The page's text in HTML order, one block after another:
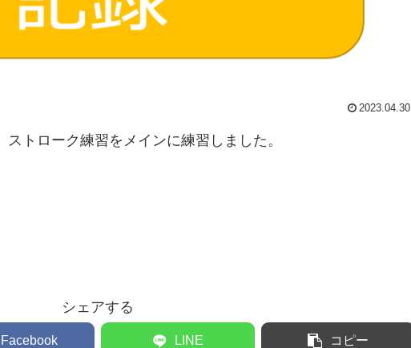
2023.04.30
トローク練習をメインに練習しました。
シェアする
Facebook LINE コピー